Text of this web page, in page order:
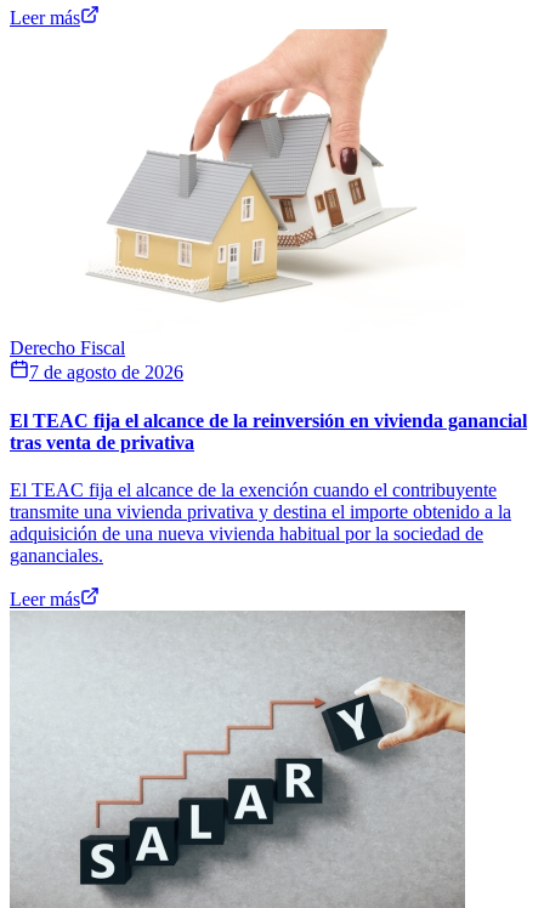
Leer más
Derecho Fiscal
7 de agosto de 2026
El TEAC fija el alcance de la reinversión en vivienda ganancial
tras venta de privativa
El TEAC fija el alcance de la exención cuando el contribuyente
transmite una vivienda privativa y destina el importe obtenido a la
adquisición de una nueva vivienda habitual por la sociedad de
gananciales.
Leer más